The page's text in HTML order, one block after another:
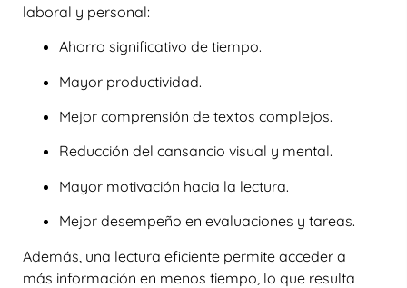
laboral y personal:
Ahorro significativo de tiempo.
Mayor productividad.
Mejor comprensión de textos complejos.
Reducción del cansancio visual y mental.
Mayor motivación hacia la lectura.
Mejor desempeño en evaluaciones y tareas.
Además, una lectura eficiente permite acceder a
más información en menos tiempo, lo que resulta